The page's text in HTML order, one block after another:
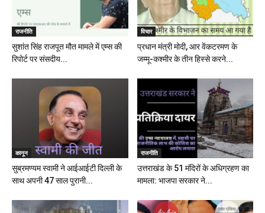
राजनीति
सुशांत सिंह राजपूत मौत मामले में एम्स की
रिपोर्ट पर संसदीय...
विचार
प्रधान मंत्री मोदी, आर वेंकटरमण के
जम्मू-कश्मीर के तीन हिस्से करने...
कानून
सुब्रमण्यम स्वामी ने आईआईटी दिल्ली के
साथ अपनी 47 साल पुरानी...
राजनीति
उत्तराखंड के 51 मंदिरों के अधिग्रहण का
मामला: भाजपा सरकार ने...